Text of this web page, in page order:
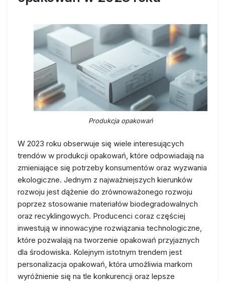
Produkcja opakowań
W 2023 roku obserwuje się wiele interesujących
trendów w produkcji opakowań, które odpowiadają na
zmieniające się potrzeby konsumentów oraz wyzwania
ekologiczne. Jednym z najważniejszych kierunków
rozwoju jest dążenie do zrównoważonego rozwoju
poprzez stosowanie materiałów biodegradowalnych
oraz recyklingowych. Producenci coraz częściej
inwestują w innowacyjne rozwiązania technologiczne,
które pozwalają na tworzenie opakowań przyjaznych
dla środowiska. Kolejnym istotnym trendem jest
personalizacja opakowań, która umożliwia markom
wyróżnienie się na tle konkurencji oraz lepsze